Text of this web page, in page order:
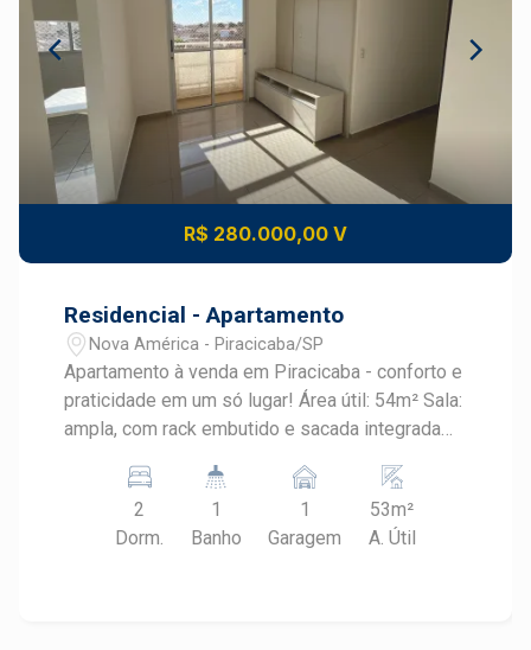
R$ 280.000,00 V
Residencial - Apartamento
Nova América - Piracicaba/SP
Apartamento à venda em Piracicaba - conforto e
praticidade em um só lugar! Área útil: 54m² Sala:
ampla, com rack embutido e sacada integrada
Banheiro: social, com box em vidro temperado
Cozinha: planejada com gabinete e armários
Área de serviço: funcional e bem ventilada Vaga
2
Dorm.
1
Banho
1
Garagem
53m²
A. Útil